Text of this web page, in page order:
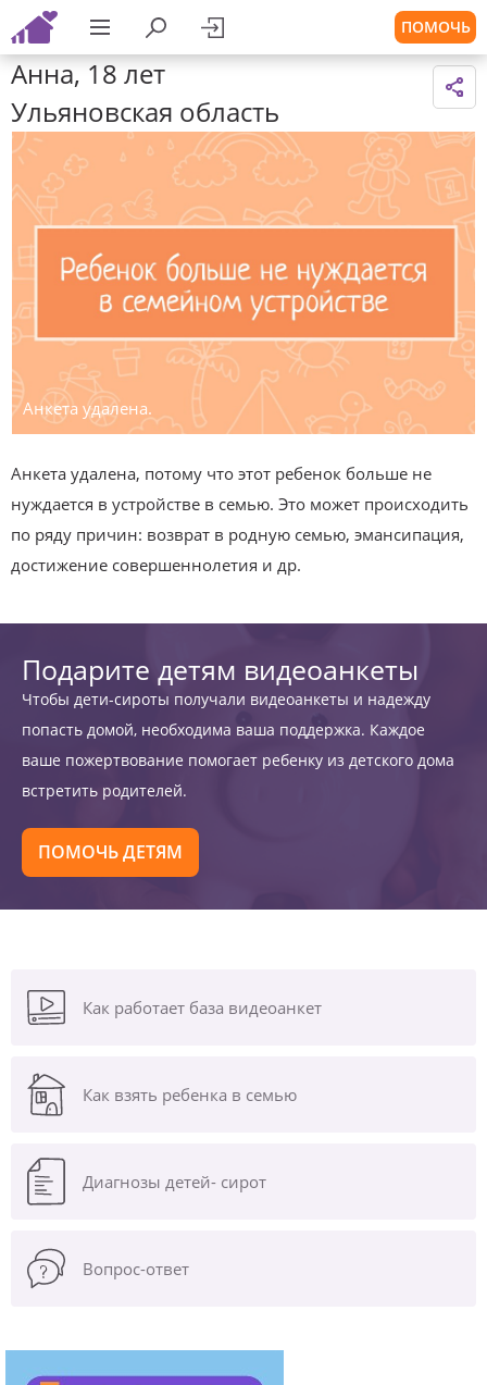
ПОМОЧЬ
Анна, 18 лет
Ульяновская область
Анкета удалена.
Анкета удалена, потому что этот ребенок больше не
нуждается в устройстве в семью. Это может происходить
по ряду причин: возврат в родную семью, эмансипация,
достижение совершеннолетия и др.
Подарите детям видеоанкеты
Чтобы дети-сироты получали видеоанкеты и надежду
попасть домой, необходима ваша поддержка. Каждое
ваше пожертвование помогает ребенку из детского дома
встретить родителей.
ПОМОЧЬ ДЕТЯМ
Как работает база видеоанкет
Как взять ребенка в семью
Диагнозы детей- сирот
Вопрос-ответ